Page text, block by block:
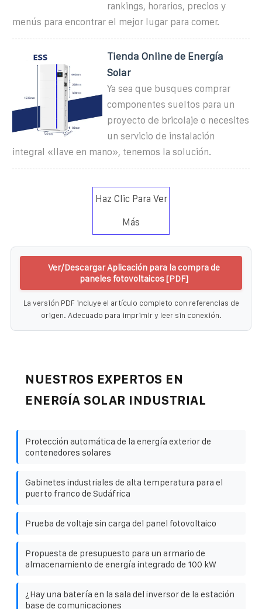
rankings, horarios, precios y
menús para encontrar el mejor lugar para comer.
Tienda Online de Energía
Solar
Ya sea que busques comprar
componentes sueltos para un
proyecto de bricolaje o necesites
un servicio de instalación
integral «llave en mano», tenemos la solución.
Haz Clic Para Ver
Más
Ver/Descargar Aplicación para la compra de
paneles fotovoltaicos [PDF]
La versión PDF incluye el artículo completo con referencias de
origen. Adecuado para imprimir y leer sin conexión.
NUESTROS EXPERTOS EN
ENERGÍA SOLAR INDUSTRIAL
Protección automática de la energía exterior de
contenedores solares
Gabinetes industriales de alta temperatura para el
puerto franco de Sudáfrica
Prueba de voltaje sin carga del panel fotovoltaico
Propuesta de presupuesto para un armario de
almacenamiento de energía integrado de 100 kW
¿Hay una batería en la sala del inversor de la estación
base de comunicaciones